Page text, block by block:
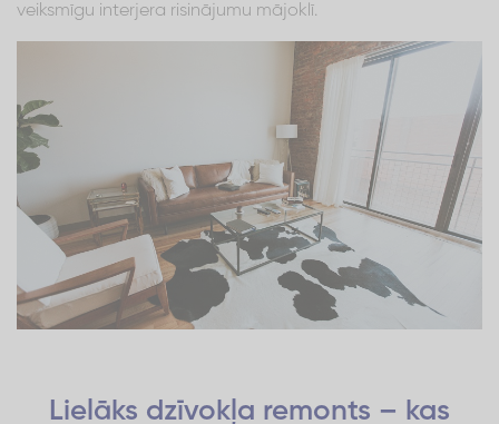
veiksmīgu interjera risinājumu mājoklī.
Lielāks dzīvokļa remonts – kas